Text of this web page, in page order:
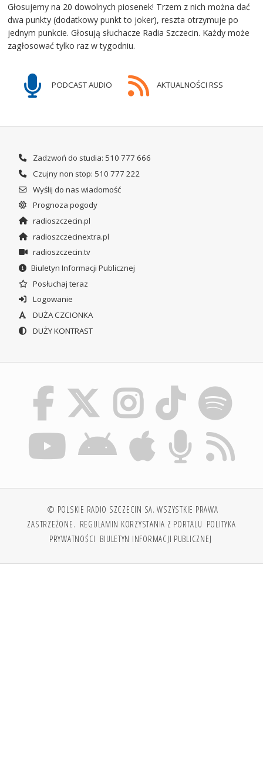
Głosujemy na 20 dowolnych piosenek! Trzem z nich można dać
dwa punkty (dodatkowy punkt to joker), reszta otrzymuje po
jednym punkcie. Głosują słuchacze Radia Szczecin. Każdy może
zagłosować tylko raz w tygodniu.
PODCAST AUDIO AKTUALNOŚCI RSS
Zadzwoń do studia: 510 777 666
Czujny non stop: 510 777 222
Wyślij do nas wiadomość
Prognoza pogody
radioszczecin.pl
radioszczecinextra.pl
radioszczecin.tv
Biuletyn Informacji Publicznej
Posłuchaj teraz
Logowanie
DUŻA CZCIONKA
DUŻY KONTRAST
© POLSKIE RADIO SZCZECIN SA. WSZYSTKIE PRAWA
ZASTRZEŻONE. REGULAMIN KORZYSTANIA Z PORTALU POLITYKA
PRYWATNOŚCI BIULETYN INFORMACJI PUBLICZNEJ